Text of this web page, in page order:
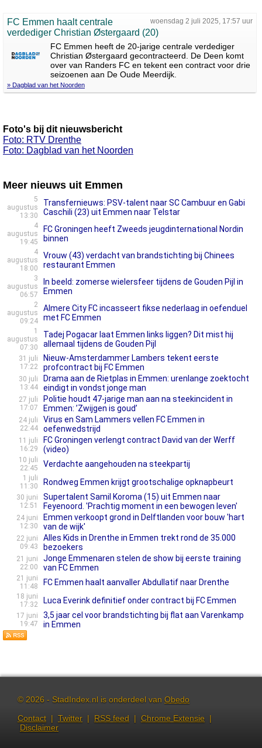
woensdag 2 juli 2025, 17:57 uur
FC Emmen haalt centrale
verdediger Christian Østergaard (20)
FC Emmen heeft de 20-jarige centrale verdediger
Christian Østergaard gecontracteerd. De Deen komt
over van Randers FC en tekent een contract voor drie
seizoenen aan De Oude Meerdijk.
» Dagblad van het Noorden
Foto's bij dit nieuwsbericht
Foto: RTV Drenthe
Foto: Dagblad van het Noorden
Meer nieuws uit Emmen
5
augustus
13:30
Transfernieuws: PSV-talent naar SC Cambuur en Gabi
Caschili (23) uit Emmen naar Telstar
4
augustus
19:45
FC Groningen heeft Zweeds jeugdinternational Nordin
binnen
4
augustus
18:00
Vrouw (43) verdacht van brandstichting bij Chinees
restaurant Emmen
3
augustus
06:57
In beeld: zomerse wielersfeer tijdens de Gouden Pijl in
Emmen
2
augustus
09:24
Almere City FC incasseert fikse nederlaag in oefenduel
met FC Emmen
1
augustus
07:30
Tadej Pogacar laat Emmen links liggen? Dit mist hij
allemaal tijdens de Gouden Pijl
31 juli
17:22
Nieuw-Amsterdammer Lambers tekent eerste
profcontract bij FC Emmen
30 juli
13:44
Drama aan de Rietplas in Emmen: urenlange zoektocht
eindigt in vondst jonge man
27 juli
17:07
Politie houdt 47-jarige man aan na steekincident in
Emmen: ’Zwijgen is goud’
24 juli
22:44
Virus en Sam Lammers vellen FC Emmen in
oefenwedstrijd
11 juli
16:29
FC Groningen verlengt contract David van der Werff
(video)
10 juli
22:45
Verdachte aangehouden na steekpartij
1 juli
11:30
Rondweg Emmen krijgt grootschalige opknapbeurt
30 juni
12:51
Supertalent Samil Koroma (15) uit Emmen naar
Feyenoord. 'Prachtig moment in een bewogen leven'
24 juni
12:30
Emmen verkoopt grond in Delftlanden voor bouw 'hart
van de wijk'
22 juni
09:43
Alles Kids in Drenthe in Emmen trekt rond de 35.000
bezoekers
21 juni
22:00
Jonge Emmenaren stelen de show bij eerste training
van FC Emmen
21 juni
11:48
FC Emmen haalt aanvaller Abdullatif naar Drenthe
18 juni
17:32
Luca Everink definitief onder contract bij FC Emmen
17 juni
19:47
3,5 jaar cel voor brandstichting bij flat aan Varenkamp
in Emmen
© 2026 - StadIndex.nl is onderdeel van Obedo
Contact | Twitter | RSS feed | Chrome Extensie |
Disclaimer